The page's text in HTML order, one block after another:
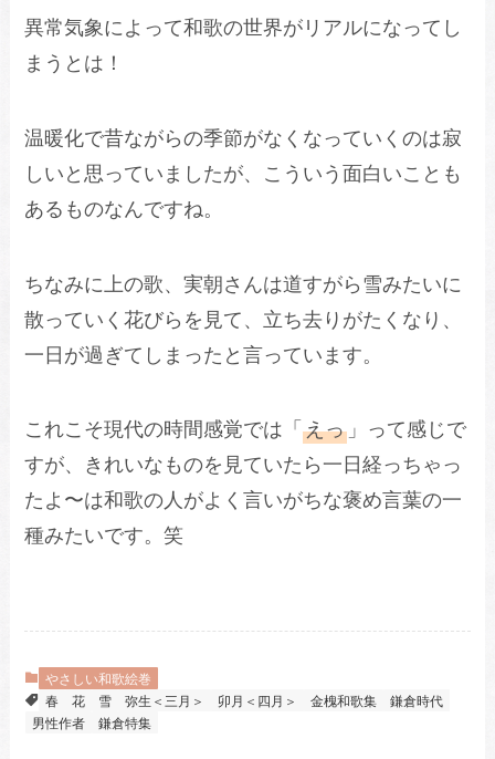
異常気象によって和歌の世界がリアルになってし
まうとは！
温暖化で昔ながらの季節がなくなっていくのは寂
しいと思っていましたが、こういう面白いことも
あるものなんですね。
ちなみに上の歌、実朝さんは道すがら雪みたいに
散っていく花びらを見て、立ち去りがたくなり、
一日が過ぎてしまったと言っています。
これこそ現代の時間感覚では「えっ 」って感じで
すが、きれいなものを見ていたら一日経っちゃっ
たよ〜は和歌の人がよく言いがちな褒め言葉の一
種みたいです。笑
やさしい和歌絵巻
春
花 雪 弥生＜三月＞ 卯月＜四月＞ 金槐和歌集
鎌倉時代
男性作者
鎌倉特集